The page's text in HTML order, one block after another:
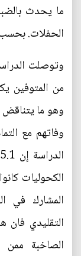
ما يحدث
الحفلات.
وتوصلت
وهو ما
وفاتهم مع
المشارك في
التقليدي فان
الصاخبة ممن